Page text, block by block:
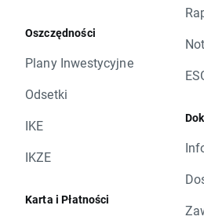
Oszczędności
Plany Inwestycyjne
Odsetki
IKE
IKZE
Karta i Płatności